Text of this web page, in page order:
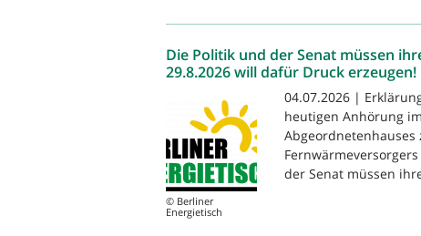
Die Politik und der Senat müssen
29.8.2026 will dafür Druck erzeugen!
© Berliner
Energietisch
04.07.2026 |
heutigen Anhörung
der Senat müssen